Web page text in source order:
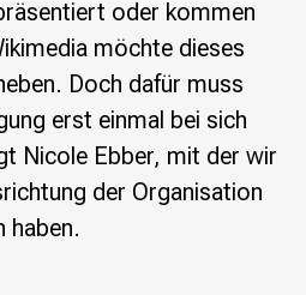
oder kommen
möchte dieses
Doch dafür muss
erst einmal bei sich
Nicole Ebber, mit der wir
der Organisation
haben.